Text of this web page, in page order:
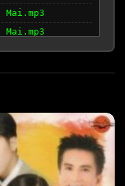
- Xuan Mai.mp3